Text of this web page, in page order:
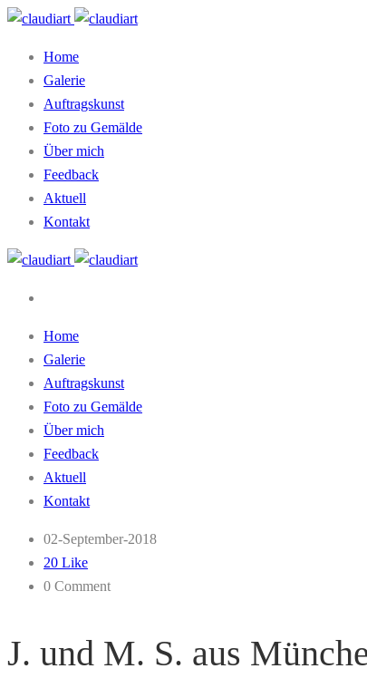
Home
Galerie
Auftragskunst
Foto zu Gemälde
Über mich
Feedback
Aktuell
Kontakt
Home
Galerie
Auftragskunst
Foto zu Gemälde
Über mich
Feedback
Aktuell
Kontakt
02-September-2018
20 Like
0 Comment
J. und M. S. aus